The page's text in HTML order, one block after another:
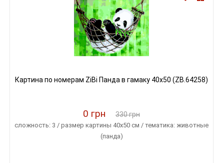
Картина по номерам ZiBi Панда в гамаку 40x50 (ZB.64258)
0 грн 330 грн
сложность: 3 / размер картины 40х50 см / тематика: животные
(панда)